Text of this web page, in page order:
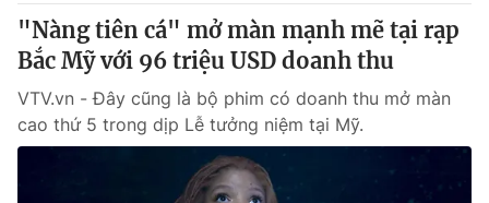
"Nàng tiên cá" mở màn mạnh mẽ tại rạp
Bắc Mỹ với 96 triệu USD doanh thu
VTV.vn - Đây cũng là bộ phim có doanh thu mở màn
cao thứ 5 trong dịp Lễ tưởng niệm tại Mỹ.